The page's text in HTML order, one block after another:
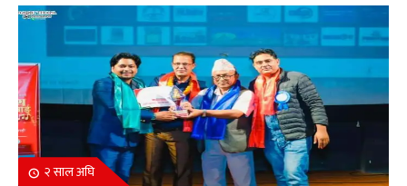
२ साल अघि